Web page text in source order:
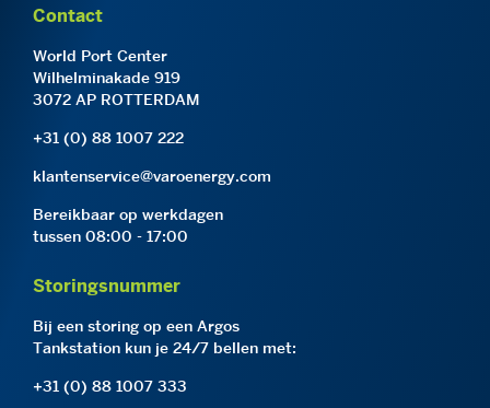
Contact
World Port Center
Wilhelminakade 919
3072 AP ROTTERDAM
+31 (0) 88 1007 222
klantenservice@varoenergy.com
Bereikbaar op werkdagen
tussen 08:00 - 17:00
Storingsnummer
Bij een storing op een Argos
Tankstation kun je 24/7 bellen met:
+31 (0) 88 1007 333